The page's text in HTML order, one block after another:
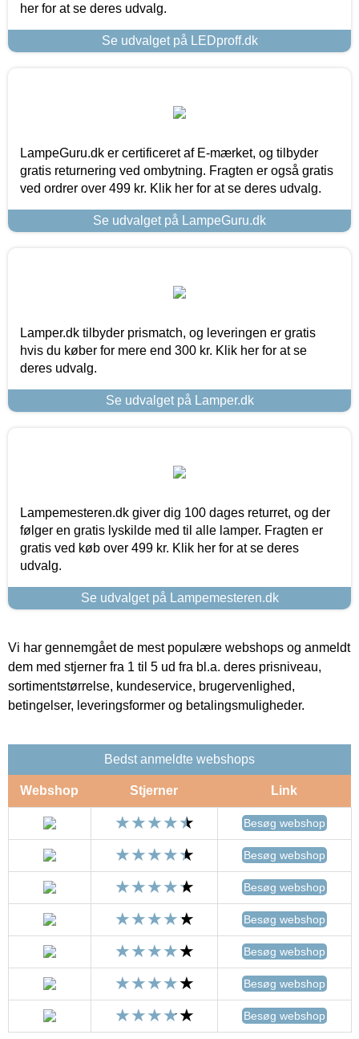
her for at se deres udvalg.
Se udvalget på LEDproff.dk
LampeGuru.dk er certificeret af E-mærket, og tilbyder
gratis returnering ved ombytning. Fragten er også gratis
ved ordrer over 499 kr. Klik her for at se deres udvalg.
Se udvalget på LampeGuru.dk
Lamper.dk tilbyder prismatch, og leveringen er gratis
hvis du køber for mere end 300 kr. Klik her for at se
deres udvalg.
Se udvalget på Lamper.dk
Lampemesteren.dk giver dig 100 dages returret, og der
følger en gratis lyskilde med til alle lamper. Fragten er
gratis ved køb over 499 kr. Klik her for at se deres
udvalg.
Se udvalget på Lampemesteren.dk
Vi har gennemgået de mest populære webshops og anmeldt
dem med stjerner fra 1 til 5 ud fra bl.a. deres prisniveau,
sortimentstørrelse, kundeservice, brugervenlighed,
betingelser, leveringsformer og betalingsmuligheder.
Bedst anmeldte webshops
Webshop Stjerner Link
Besøg webshop
Besøg webshop
Besøg webshop
Besøg webshop
Besøg webshop
Besøg webshop
Besøg webshop